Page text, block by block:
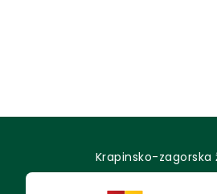
Krapinsko-zagorska